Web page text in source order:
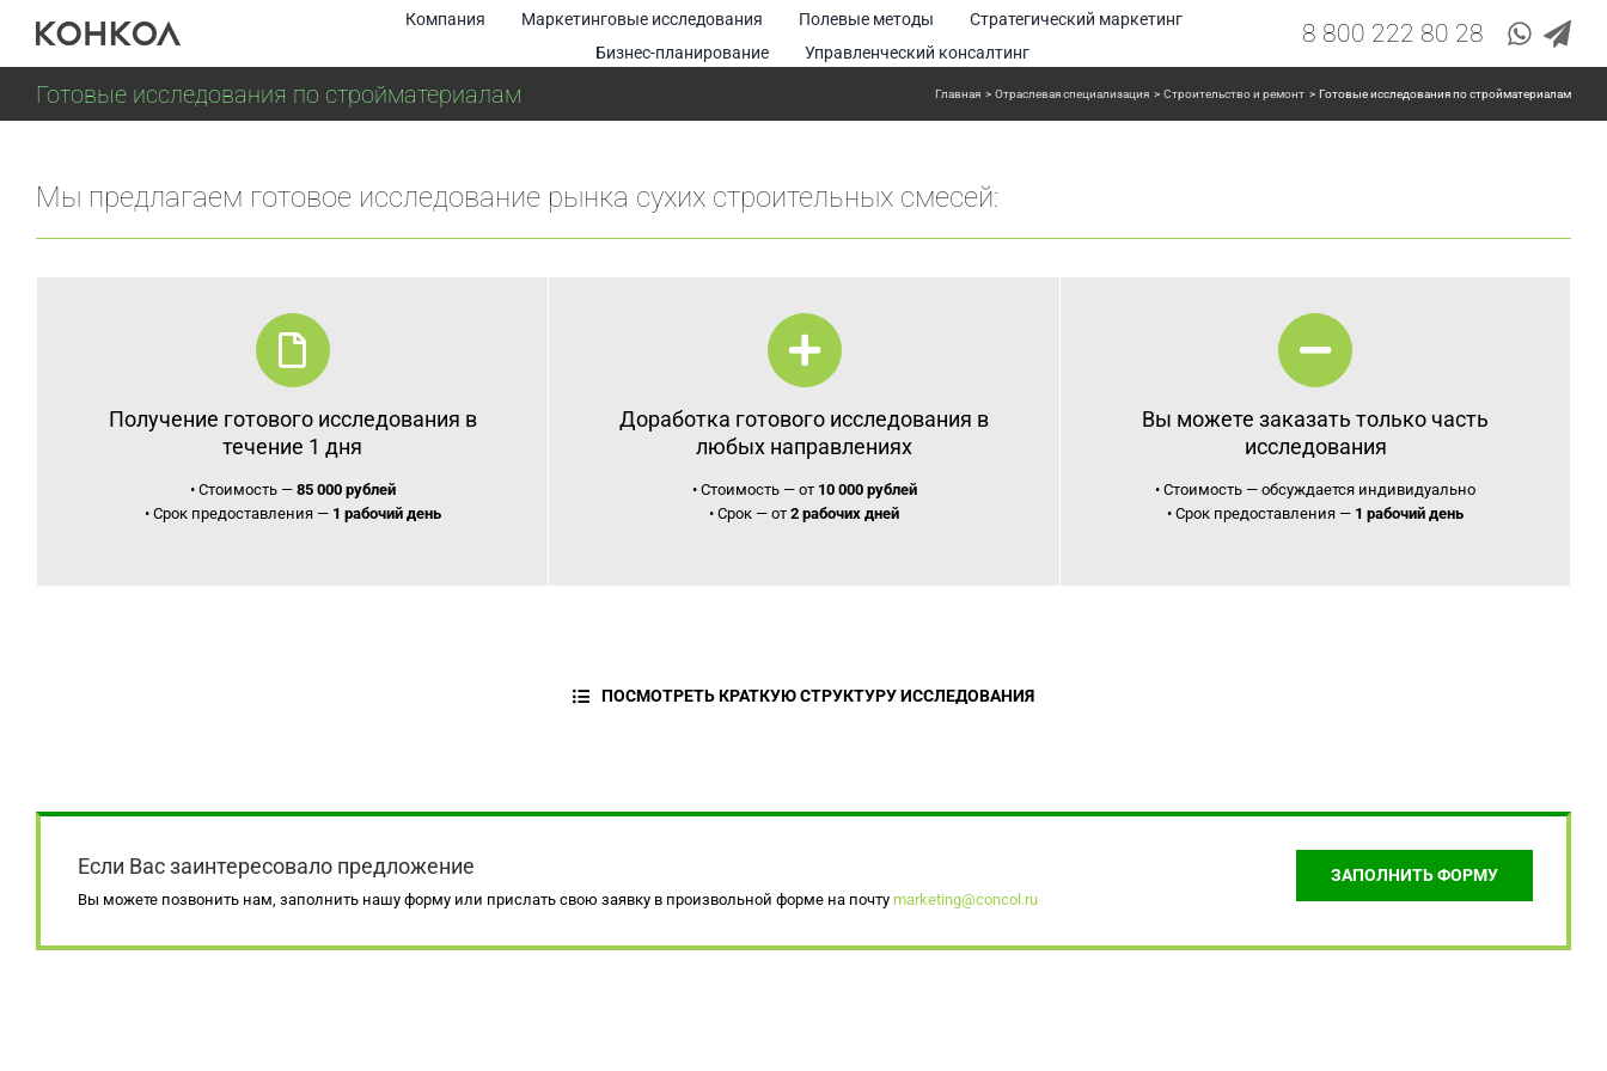
Компания Маркетинговые исследования Полевые методы
Стратегический маркетинг
Бизнес-планирование
Управленческий консалтинг
8 800 222 80 28
Готовые исследования по стройматериалам Главная Отраслевая специализация Строительство и ремонт Готовые исследования по стройматериалам
Мы предлагаем готовое исследование рынка сухих строительных смесей:
Получение готового исследования в
течение 1 дня
• Стоимость — 85 000 рублей
• Срок предоставления — 1 рабочий день
Доработка готового исследования в
любых направлениях
• Стоимость — от 10 000 рублей
• Срок — от 2 рабочих дней
Вы можете заказать только часть
исследования
• Стоимость — обсуждается индивидуально
• Срок предоставления — 1 рабочий день
ПОСМОТРЕТЬ КРАТКУЮ СТРУКТУРУ ИССЛЕДОВАНИЯ
ЗАПОЛНИТЬ ФОРМУ
Если Вас заинтересовало предложение
Вы можете позвонить нам, заполнить нашу форму или прислать свою заявку в произвольной форме на почту marketing@concol.ru